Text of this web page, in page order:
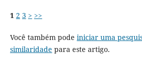
1 2 3 > >>
Você também pode iniciar uma
similaridade para este artigo.